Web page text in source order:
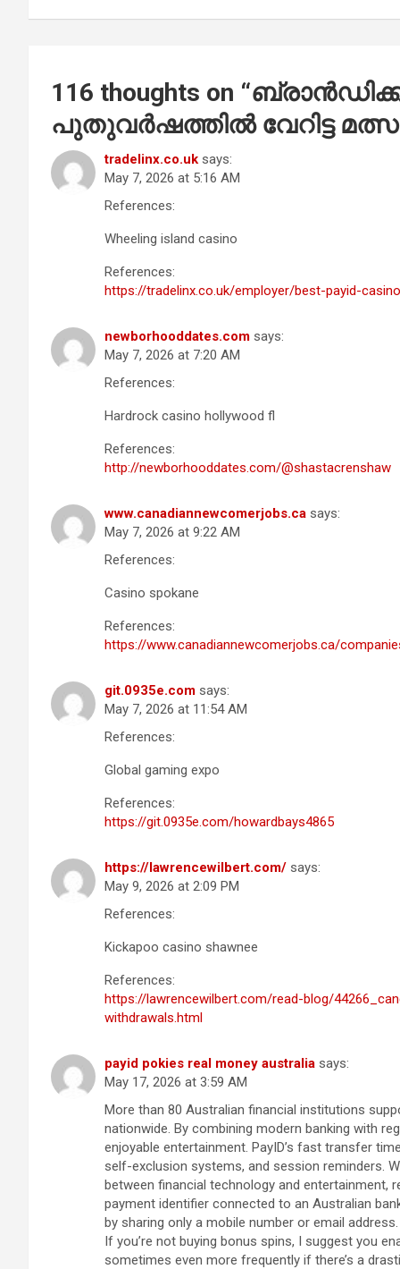
116 thoughts on “ബ്രാൻഡിക്ക്
പുതുവർഷത്തിൽ വേറിട്ട
tradelinx.co.uk says:
May 7, 2026 at 5:16 AM
References:
Wheeling island casino
References:
https://tradelinx.co.uk/employer/best-payid-
newborhooddates.com says:
May 7, 2026 at 7:20 AM
References:
Hardrock casino hollywood fl
References:
http://newborhooddates.com/@shastacrenshaw
www.canadiannewcomerjobs.ca says:
May 7, 2026 at 9:22 AM
References:
Casino spokane
References:
https://www.canadiannewcomerjobs.ca/
git.0935e.com says:
May 7, 2026 at 11:54 AM
References:
Global gaming expo
References:
https://git.0935e.com/howardbays4865
https://lawrencewilbert.com/ says:
May 9, 2026 at 2:09 PM
References:
Kickapoo casino shawnee
References:
https://lawrencewilbert.com/read-blog/
withdrawals.html
payid pokies real money australia says:
May 17, 2026 at 3:59 AM
More than 80 Australian financial institutions
nationwide. By combining modern banking with
enjoyable entertainment. PayID’s fast transfer
self-exclusion systems, and session reminders.
between financial technology and entertainment,
payment identifier connected to an Australian
by sharing only a mobile number or email address.
If you’re not buying bonus spins, I suggest you
sometimes even more frequently if there’s a